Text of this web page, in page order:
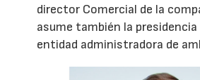
director Comercial de la
asume también la presidencia
entidad administradora de